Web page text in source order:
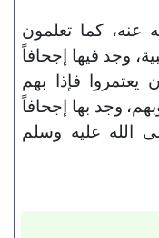
كما تعلمون
وجد فيها إجحافاً
يعتمروا فإذا بهم
وجد بها إجحافاً
الله عليه وسلم